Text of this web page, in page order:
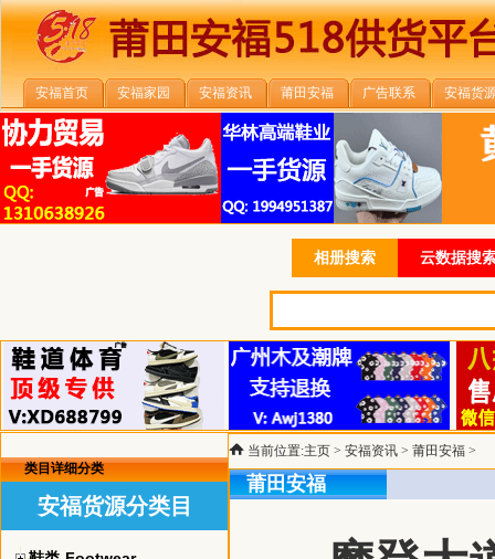
安福首页 安福家园 安福资讯 莆田安福 广告联系 安福货
相册搜索 云数据搜
类目详细分类
安福货源分类目
当前位置:主页 > 安福资讯 > 莆田安福 >
莆田安福